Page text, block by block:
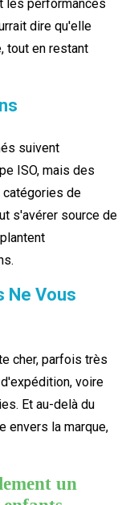
les performances
dire qu'elle
tout en restant
suivent
ISO, mais des
de
s'avérer source de
Ne Vous
cher, parfois très
voire
Et au-delà du
envers la marque,
un